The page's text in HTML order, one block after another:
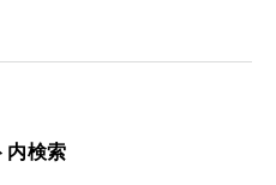
内検索